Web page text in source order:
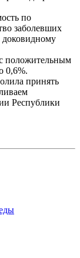
по
заболевших
положительным
0,6%.
принять
Республики